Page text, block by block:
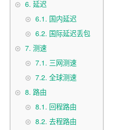
6. 延迟
6.1. 国内延迟
6.2. 国际延迟丢包
7. 测速
7.1. 三网测速
7.2. 全球测速
8. 路由
8.1. 回程路由
8.2. 去程路由